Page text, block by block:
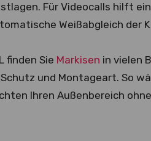
Für Videocalls hilft
Weißabgleich der
finden Sie Markisen in vielen
und Montageart. So
Ihren Außenbereich